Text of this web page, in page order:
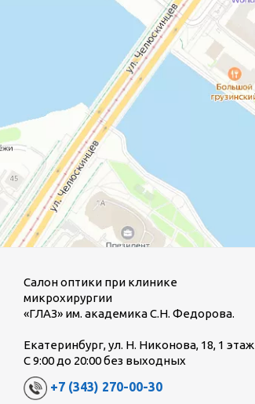
Салон оптики при клинике
микрохирургии
«ГЛАЗ» им. академика С.Н. Федорова.
Екатеринбург, ул. Н. Никонова, 18, 1 этаж
С 9:00 до 20:00 без выходных
+7 (343) 270-00-30